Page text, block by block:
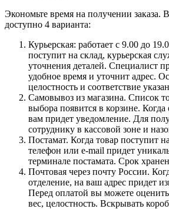
Экономьте время на получении заказа.
доступно 4 варианта:
Курьерская: работает с 9.00 до
поступит на склад, курьерская
уточнения деталей. Специалист
удобное время и уточнит адрес.
целостность и соответствие
Самовывоз из магазина. Список
выбора появится в корзине.
вам придет уведомление. Для
сотруднику в кассовой зоне и
Постамат. Когда товар поступит
телефон или e-mail придет
терминале постамата. Срок
Почтовая через почту России.
отделение, на ваш адрес придет
Перед оплатой вы можете
вес, целостность. Вскрывать